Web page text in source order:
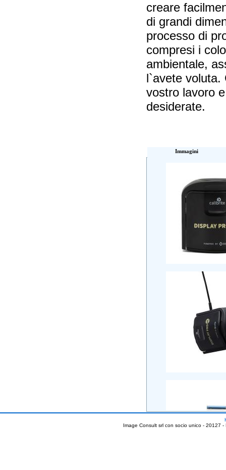
creare
di grandi
processo di
compresi i
ambientale,
l`avete voluta.
vostro lavoro
desiderate.
Immagini
Image Consult srl con socio unico - 20127